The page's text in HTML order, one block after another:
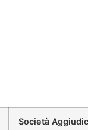
Società